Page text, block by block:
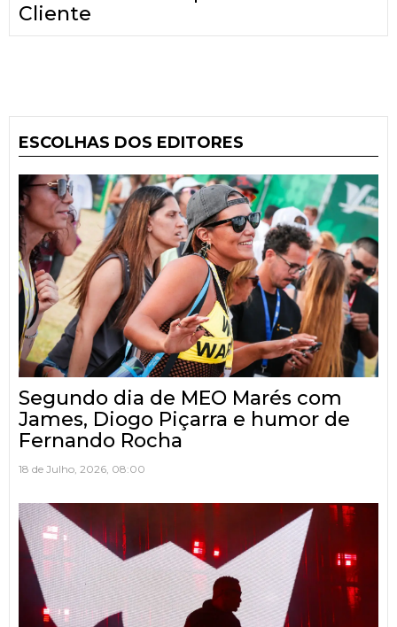
Cliente
ESCOLHAS DOS EDITORES
Segundo dia de MEO Marés com
James, Diogo Piçarra e humor de
Fernando Rocha
18 de Julho, 2026, 08:00